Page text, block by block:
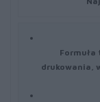
drukowania,